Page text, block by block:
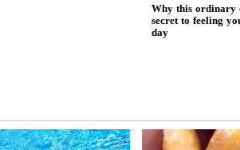
ಕಂಟೇನರ್​ನಲ್ಲಿ, ಪ್ಲಾಸ್ಟಿಕ್​
ಡ್ರೈ ಆಗುತ್ತದೆ.